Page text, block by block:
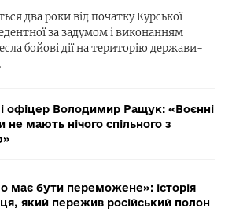
два роки від початку Курської
за задумом і виконанням
бойові дії на територію держави-
офіцер Володимир Ращук: «Воєнні
не мають нічого спільного з
має бути переможене»: історія
який пережив російський полон